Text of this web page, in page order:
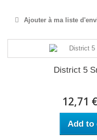
Ajouter à ma liste
District 5
12,71 €
Add to